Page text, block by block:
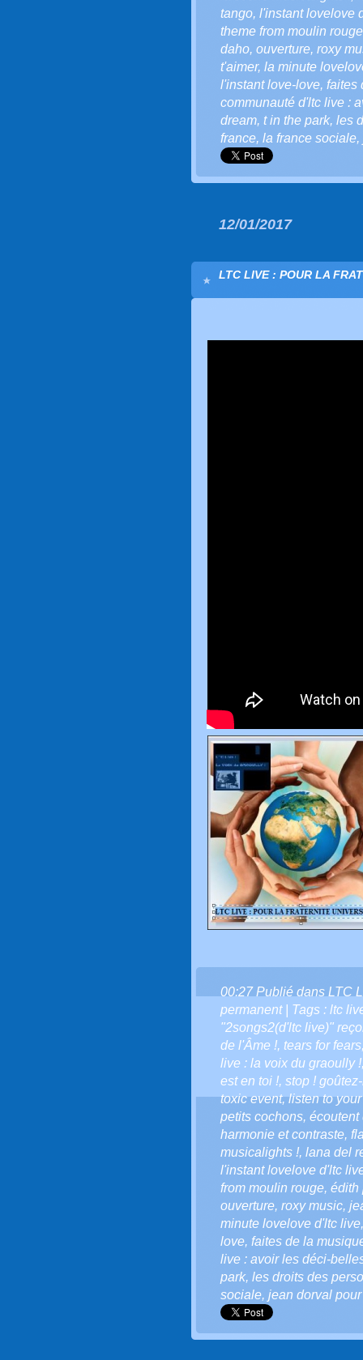
tango, l'instant lovelove
theme from moulin rouge
daho, ouverture, roxy
t'aimer, la minute
l'instant love-love, faites
communauté d'ltc live :
dream, t in the park, les
france, la france sociale,
12/01/2017
LTC LIVE : POUR LA
00:27 Publié dans LTC
permanent| Tags : ltc
"2songs2(d'ltc live)"
de l'Âme !, tears for fears
live : la voix du graoully !
est en toi !, stop !
toxic event,listen to
petits cochons, écoutent
harmonie et contraste,
musicalights !, lana del
l'instant lovelove d'ltc
from moulin rouge, édith
ouverture, roxy music,
minute lovelove d'ltc live
love, faites de la
live : avoir les déci-
park, les droits des
sociale, jean dorval